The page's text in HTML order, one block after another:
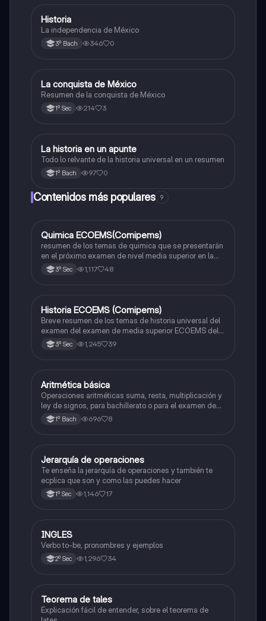
Historia universal contemporánea
Historia
La independencia de México
3º Bach 346 0
Historia
La conquista de México
Resumen de la conquista de México
1º Sec 214 3
Historia universal contemporánea
La historia en un apunte
Todo lo relvante de la historia universal en un resumen
1º Bach 97 0
Contenidos más populares 9
Química
Quimica ECOEMS(Comipems)
resumen de los temas de quimica que se presentarán
en el próximo examen de nivel media superior en la
zona metropolitana de el valle de México
3º Sec 1,117 48
Historia
Historia ECOEMS (Comipems)
Breve resumen de los temas de historia universal del
examen del examen de media superior ECOEMS del
valle de México
3º Sec 1,245 39
Matemáticas
Aritmética básica
Operaciones aritméticas suma, resta, multiplicación y
ley de signos, para bachillerato o para el examen de
admisión a la universidad
1º Bach 696 8
Matemáticas
Jerarquía de operaciones
Te enseña la jerarquía de operaciones y también te
ecplica que son y como las puedes hacer
1º Sec 1,146 17
Inglés
INGLES
Verbo to-be, pronombres y ejemplos
2º Sec 1,296 34
Matemáticas
Teorema de tales
Explicación fácil de entender, sobre el teorema de